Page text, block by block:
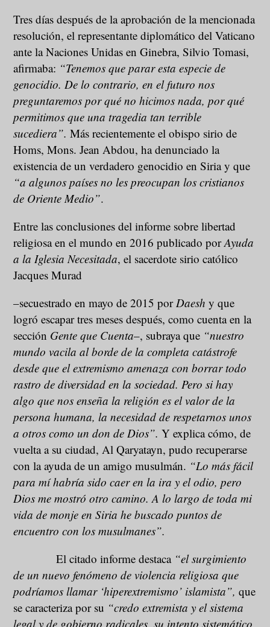
Tres días después de la aprobación de la mencionada
resolución, el representante diplomático del Vaticano
ante la Naciones Unidas en Ginebra, Silvio Tomasi,
afirmaba: “Tenemos que parar esta especie de
genocidio. De lo contrario, en el futuro nos
preguntaremos por qué no hicimos nada, por qué
permitimos que una tragedia tan terrible
sucediera”.Más recientemente el obispo sirio de
Homs, Mons. Jean Abdou, ha denunciado la
existencia de un verdadero genocidio en Siria y que
“a algunos países no les preocupan los cristianos
de Oriente Medio”.
Entre las conclusiones del informe sobre libertad
religiosa en el mundo en 2016 publicado porAyuda
a la Iglesia Necesitada, el sacerdote sirio católico
Jacques Murad
–secuestrado en mayo de 2015 porDaesh y que
logró escapar tres meses después, como cuenta en la
sección Gente que Cuenta–, subraya que “nuestro
mundo vacila al borde de la completa catástrofe
desde que el extremismo amenaza con borrar todo
rastro de diversidad en la sociedad. Pero si hay
algo que nos enseña la religión es el valor de la
persona humana, la necesidad de respetarnos unos
a otros como un don de Dios”. Y explica cómo, de
vuelta a su ciudad, Al Qaryatayn, pudo recuperarse
con la ayuda de un amigo musulmán. “Lo más fácil
para mí habría sido caer en la ira y el odio, pero
Dios me mostró otro camino. A lo largo de toda mi
vida de monje en Siria he buscado puntos de
encuentro con los musulmanes”.
El citado informe destaca “el surgimiento
de un nuevo fenómeno de violencia religiosa que
podríamos llamar ‘hiperextremismo’ islamista”, que
se caracteriza por su “credo extremista y el sistema
legal y de gobierno radicales, su intento sistemático